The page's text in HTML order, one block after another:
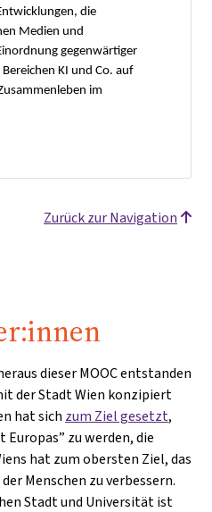
die
Medien und
gegenwärtiger
KI und Co. auf
im
Zurück zur Navigation
dieser MOOC entstanden
der Stadt Wien konzipiert
hat sich zum Ziel gesetzt,
zu werden, die
hat zum obersten Ziel, das
Menschen zu verbessern.
Stadt und Universität ist